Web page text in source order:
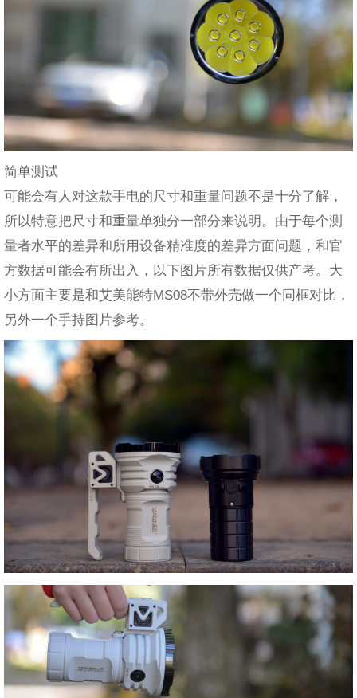
简单测试
可能会有人对这款手电的尺寸和重量问题不是十分了解，
所以特意把尺寸和重量单独分一部分来说明。由于每个测
量者水平的差异和所用设备精准度的差异方面问题，和官
方数据可能会有所出入，以下图片所有数据仅供产考。大
小方面主要是和艾美能特MS08不带外壳做一个同框对比，
另外一个手持图片参考。